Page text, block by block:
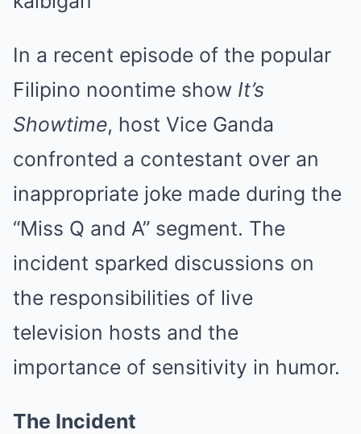
In a recent episode of the popular
Filipino noontime show It’s
Showtime, host Vice Ganda
confronted a contestant over an
inappropriate joke made during the
“Miss Q and A” segment. The
incident sparked discussions on
the responsibilities of live
television hosts and the
importance of sensitivity in humor.
The Incident